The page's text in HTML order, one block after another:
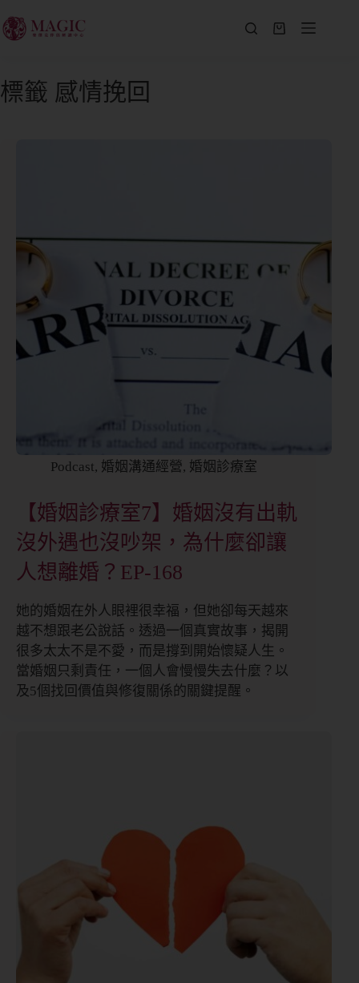
標籤 感情挽回
Podcast, 婚姻溝通經營, 婚姻診療室
【婚姻診療室7】婚姻沒有出軌
沒外遇也沒吵架，為什麼卻讓
人想離婚？EP-168
她的婚姻在外人眼裡很幸福，但她卻每天越來
越不想跟老公說話。透過一個真實故事，揭開
很多太太不是不愛，而是撐到開始懷疑人生。
當婚姻只剩責任，一個人會慢慢失去什麼？以
及5個找回價值與修復關係的關鍵提醒。